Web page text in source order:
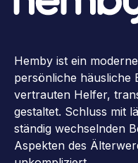
Hemby ist ein
persönliche häusliche
vertrauten Helfer,
gestaltet. Schluss mit
ständig wechselnden
Aspekten des